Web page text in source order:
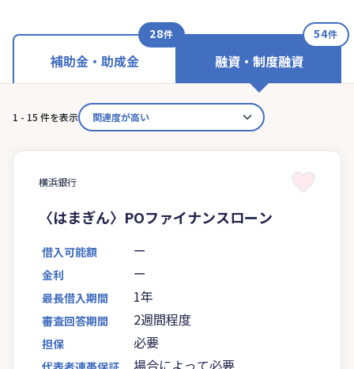
補助金・助成金
28件
融資・制度融資
54件
1 - 15 件を表示
横浜銀行
〈はまぎん〉POファイナンスローン
借入可能額 ー
金利 ー
最長借入期間 1年
審査回答期間 2週間程度
担保 必要
場合によって必要